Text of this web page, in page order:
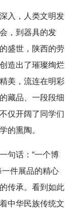
入，人类文明发
，到器具的发
盛世，陕西的劳
造出了璀璨绚烂
美，流连在明彩
藏品、一段段细
仅开阔了同学们
的熏陶。
句话：“一个博
件展品的精心
传承。看到如此
中华民族传统文